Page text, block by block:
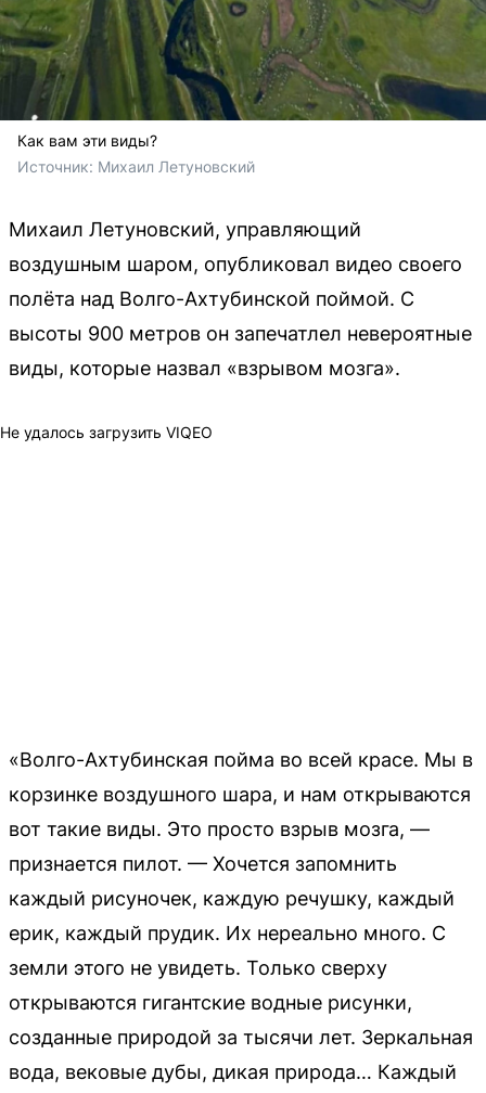
Как вам эти виды?
Источник: Михаил Летуновский
Михаил Летуновский, управляющий
воздушным шаром, опубликовал видео своего
полёта над Волго-Ахтубинской поймой. С
высоты 900 метров он запечатлел невероятные
виды, которые назвал «взрывом мозга».
Не удалось загрузить VIQEO
«Волго-Ахтубинская пойма во всей красе. Мы в
корзинке воздушного шара, и нам открываются
вот такие виды. Это просто взрыв мозга, —
признается пилот. — Хочется запомнить
каждый рисуночек, каждую речушку, каждый
ерик, каждый прудик. Их нереально много. С
земли этого не увидеть. Только сверху
открываются гигантские водные рисунки,
созданные природой за тысячи лет. Зеркальная
вода, вековые дубы, дикая природа… Каждый